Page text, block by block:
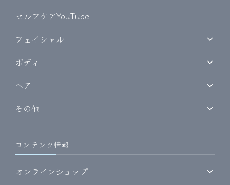
セルフケアYouTube
フェイシャル
ボディ
ヘア
その他
コンテンツ情報
オンラインショップ